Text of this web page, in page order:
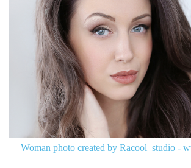
Woman photo created by Racool_studio -